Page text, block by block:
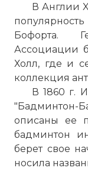
В Англии
Бофорта.
Ассоциации
Холл, где и
коллекция
В 1860 г.
"Бадминтон-
описаны ее
бадминтон
берет свое
носила